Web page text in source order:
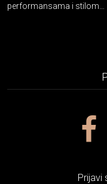
performansama i stilom…
Prijavi